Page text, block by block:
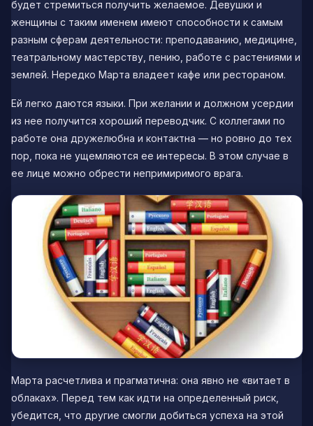
будет стремиться получить желаемое. Девушки и
женщины с таким именем имеют способности к самым
разным сферам деятельности: преподаванию, медицине,
театральному мастерству, пению, работе с растениями и
землей. Нередко Марта владеет кафе или рестораном.
Ей легко даются языки. При желании и должном усердии
из нее получится хороший переводчик. С коллегами по
работе она дружелюбна и контактна — но ровно до тех
пор, пока не ущемляются ее интересы. В этом случае в
ее лице можно обрести непримиримого врага.
Марта расчетлива и прагматична: она явно не «витает в
облаках». Перед тем как идти на определенный риск,
убедится, что другие смогли добиться успеха на этой